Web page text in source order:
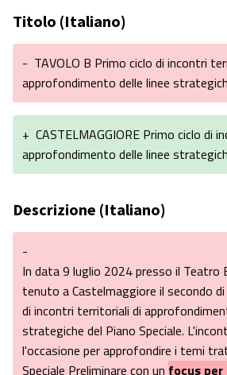
Titolo (Italiano)
- TAVOLO B Primo ciclo di incontri
approfondimento delle linee
+ CASTELMAGGIORE Primo ciclo di
approfondimento delle linee
Descrizione (Italiano)
-
In data 9 luglio 2024 presso il Teatro
tenuto a Castelmaggiore il secondo
di incontri territoriali di
strategiche del Piano Speciale.
l'occasione per approfondire i temi
Speciale Preliminare con un focus per